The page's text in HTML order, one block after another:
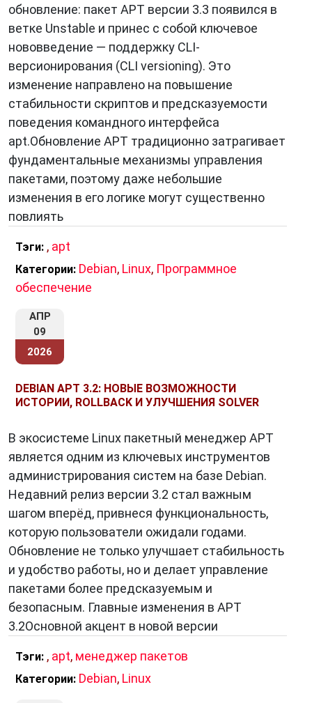
которые настроены в вашей системе.
Загружает пакет:Если пакет найден, APT
загружает его с сервера репозитория.
Устанавливает пакет:APT распаковывает
пакет и устанавливает его файлы в
соответствующие каталоги.
Решает зависимости:APT автоматически
разрешает зависимости между пакетами.
Например, если пакет A зависит от пакета B,
APT установит пакет B вместе с пакетом A.
доступных пакетах в репозиториях. Это
пакетов или обновлением существующих.
apt upgrade:
пакеты до последних доступных версий.
указанный пакет.
apt remove <имя_пакета>:Удаляет
Удаляет пакет и
все связанные с ним конфигурационные
файлы.
apt search <ключевое_слово>:
пакетов по ключевому слову.
apt cache search <ключевое_слово>:
пакетов в кэше.
Почему APT так популярен?
Простота использования:APT
предоставляет интуитивно понятный
интерфейс командной строки.
обновление: пакет APT версии 3.3 появился в
ветке Unstable и принес с собой ключевое
нововведение — поддержку CLI-
версионирования (CLI versioning). Это
изменение направлено на повышение
стабильности скриптов и предсказуемости
поведения командного интерфейса
apt.Обновление APT традиционно затрагивает
фундаментальные механизмы управления
пакетами, поэтому даже небольшие
изменения в его логике могут существенно
повлиять
Тэги: , apt
Категории: Debian, Linux, Программное
обеспечение
АПР
09
2026
DEBIAN APT 3.2: НОВЫЕ ВОЗМОЖНОСТИ
ИСТОРИИ, ROLLBACK И УЛУЧШЕНИЯ SOLVER
В экосистеме Linux пакетный менеджер APT
является одним из ключевых инструментов
администрирования систем на базе Debian.
Недавний релиз версии 3.2 стал важным
шагом вперёд, привнеся функциональность,
которую пользователи ожидали годами.
Обновление не только улучшает стабильность
и удобство работы, но и делает управление
пакетами более предсказуемым и
безопасным. Главные изменения в APT
3.2Основной акцент в новой версии
Тэги: , apt, менеджер пакетов
Категории: Debian, Linux